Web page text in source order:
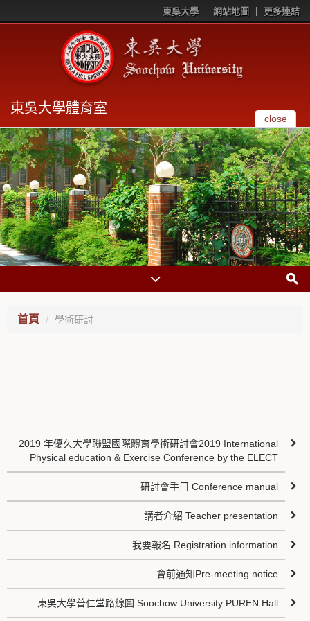
東吳大學 網站地圖 更多連結
東吳大學體育室
close
首頁 學術研討
2019 年優久大學聯盟國際體育學術研討會2019 International
Physical education & Exercise Conference by the ELECT
研討會手冊 Conference manual
講者介紹 Teacher presentation
我要報名 Registration information
會前通知Pre-meeting notice
東吳大學普仁堂路線圖 Soochow University PUREN Hall